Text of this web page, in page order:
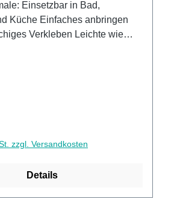
in Bad,
Küche Einfaches anbringen
Verkleben Leichte wie
zzgl. Versandkosten
Details